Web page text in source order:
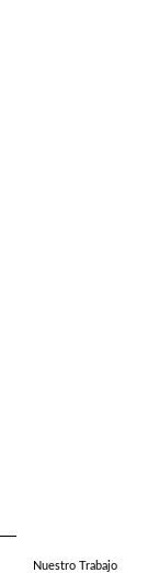
Nuestro Trabajo